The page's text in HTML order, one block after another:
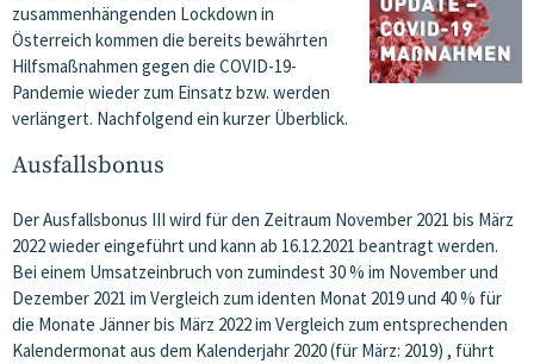
zusammenhängenden Lockdown in
Österreich kommen die bereits bewährten
Hilfsmaßnahmen gegen die COVID-19-
Pandemie wieder zum Einsatz bzw. werden
verlängert. Nachfolgend ein kurzer Überblick.
Ausfallsbonus
Der Ausfallsbonus III wird für den Zeitraum November 2021 bis März
2022 wieder eingeführt und kann ab 16.12.2021 beantragt werden.
Bei einem Umsatzeinbruch von zumindest 30 % im November und
Dezember 2021 im Vergleich zum identen Monat 2019 und 40 % für
die Monate Jänner bis März 2022 im Vergleich zum entsprechenden
Kalendermonat aus dem Kalenderjahr 2020 (für März: 2019) , führt